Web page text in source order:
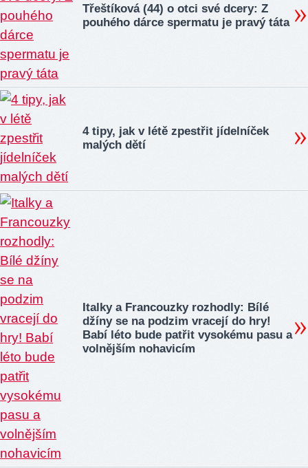
Třeštíková (44) o otci své dcery: Z
pouhého dárce spermatu je pravý táta
4 tipy, jak v létě zpestřit jídelníček
malých dětí
Italky a Francouzky rozhodly: Bílé
džíny se na podzim vracejí do hry!
Babí léto bude patřit vysokému pasu a
volnějším nohavicím